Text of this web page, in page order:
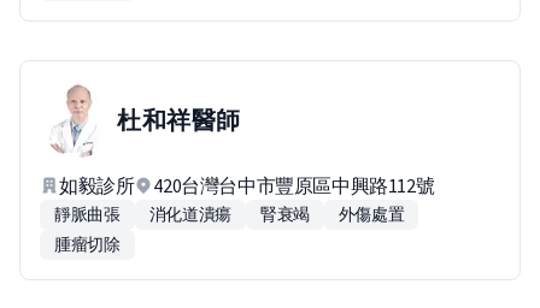
杜和祥醫師
如毅診所 420台灣台中市豐原區中興路112號
靜脈曲張 消化道潰瘍 腎衰竭
外傷處置
腫瘤切除